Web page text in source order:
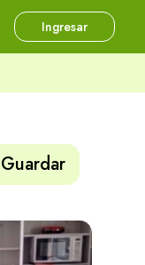
Ingresar
Guardar